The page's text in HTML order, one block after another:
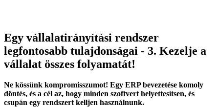
Egy vállalatirányítási rendszer
legfontosabb tulajdonságai - 3. Kezelje a
vállalat összes folyamatát!
Ne kössünk kompromisszumot! Egy ERP bevezetése komoly
döntés, és a cél az, hogy minden szoftvert helyettesítsen, és
csupán egy rendszert kelljen használnunk.